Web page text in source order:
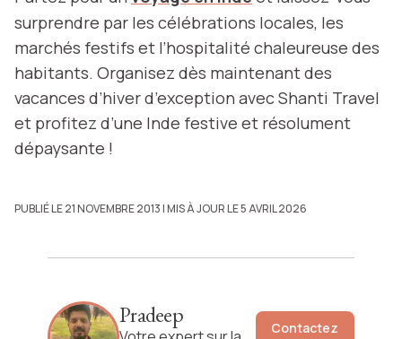
surprendre par les célébrations locales, les
marchés festifs et l’hospitalité chaleureuse des
habitants. Organisez dès maintenant des
vacances d’hiver d’exception avec Shanti Travel
et profitez d’une Inde festive et résolument
dépaysante !
PUBLIÉ LE 21 NOVEMBRE 2013| MIS À JOUR LE 5 AVRIL 2026
Pradeep
Contactez